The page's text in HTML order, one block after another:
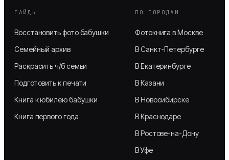
ГАЙДЫ
Восстановить фото бабушки
Семейный архив
Раскрасить ч/б семьи
Подготовить к печати
Книга к юбилею бабушки
Книга первого года
ПО ГОРОДАМ
Фотокнига в Москве
В Санкт-Петербурге
В Екатеринбурге
В Казани
В Новосибирске
В Краснодаре
В Ростове-на-Дону
В Уфе